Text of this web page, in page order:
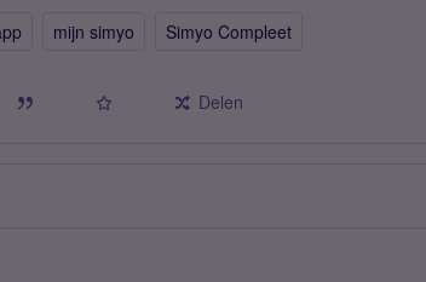
mijn simyo Simyo Compleet
Delen